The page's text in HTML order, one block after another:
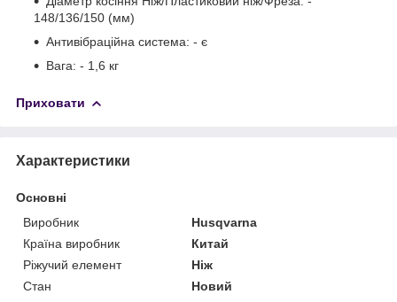
148/136/150 (мм)
Антивібраційна система: - є
Вага: - 1,6 кг
Приховати
Характеристики
Основні
Виробник
Husqvarna
Країна виробник
Китай
Ріжучий елемент
Ніж
Стан
Новий